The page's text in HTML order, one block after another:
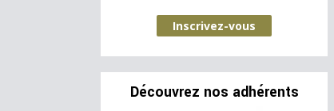
Inscrivez-vous
Découvrez nos adhérents